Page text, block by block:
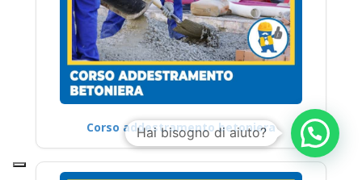
Corso addestramento betoniera